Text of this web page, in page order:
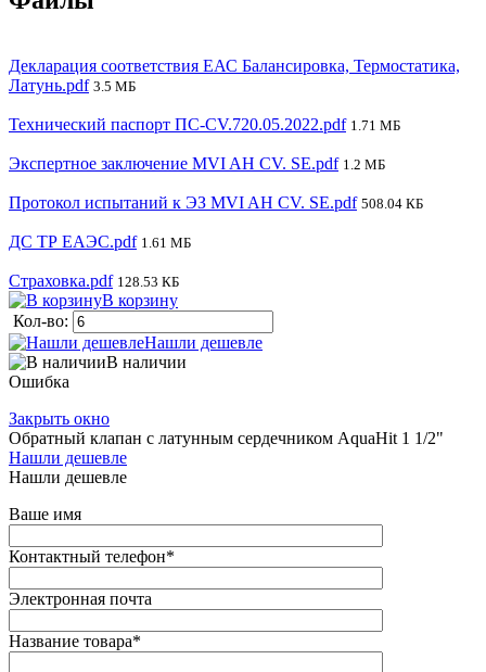
Декларация соответствия ЕАС Балансировка, Термостатика,
Латунь.pdf 3.5 МБ
Технический паспорт ПС-CV.720.05.2022.pdf 1.71 МБ
Экспертное заключение MVI AH CV. SE.pdf 1.2 МБ
Протокол испытаний к ЭЗ MVI AH CV. SE.pdf 508.04 КБ
ДС ТР ЕАЭС.pdf 1.61 МБ
Страховка.pdf 128.53 КБ
В корзину
Кол-во:
Нашли дешевле
В наличии
Ошибка
Закрыть окно
Обратный клапан с латунным сердечником AquaHit 1 1/2"
Нашли дешевле
Нашли дешевле
Ваше имя
Контактный телефон*
Электронная почта
Название товара*